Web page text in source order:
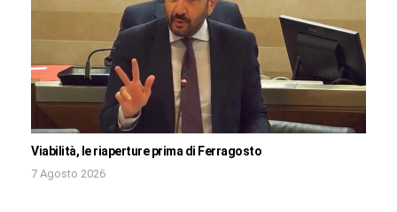
Viabilità, le riaperture prima di Ferragosto
7 Agosto 2026